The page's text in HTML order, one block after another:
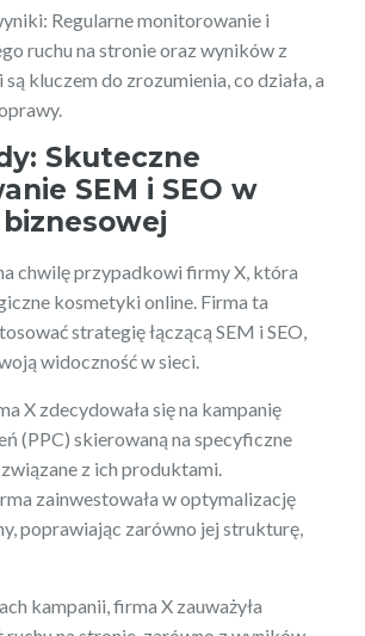
Regularne monitorowanie i
ruchu na stronie oraz wyników z
kluczem do zrozumienia, co działa, a
Skuteczne
SEM i SEO w
chwilę przypadkowi firmy X, która
kosmetyki online. Firma ta
strategię łączącą SEM i SEO,
widoczność w sieci.
X zdecydowała się na kampanię
(PPC) skierowaną na specyficzne
z ich produktami.
zainwestowała w optymalizację
poprawiając zarówno jej strukturę,
kampanii, firma X zauważyła